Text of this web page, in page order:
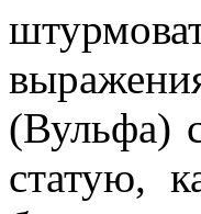
(Вульфа)
статую,